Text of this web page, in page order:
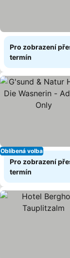
Pro zobrazení
termín
Oblíbená volba
Pro zobrazení
termín